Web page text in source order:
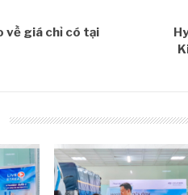
về giá chỉ có tại